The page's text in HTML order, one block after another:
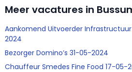
Meer vacatures in
Aankomend Uitvoerder
2024
Bezorger Domino’s 31-05-2024
Chauffeur Smedes Fine Food 17-05-